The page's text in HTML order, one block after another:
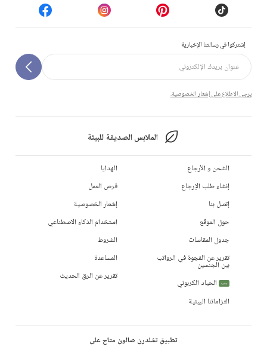
إشتركوا في رسالتنا الإخبارية
يرجى الاطلاع على إشعار الخصوصية.
الملابس الصديقة للبيئة
الشحن و الأرجاع
إنشاء طلب الإرجاع
إتصل بنا
حول الموقع
جدول المقاسات
تقرير عن الفجوة في الرواتب
بين الجنسين
جديد
الحياد الكربوني
التزاماتنا البيئية
الهدايا
فرص العمل
إشعار الخصوصية
استخدام الذكاء الاصطناعي
الشروط
المساعدة
تقرير عن الرق الحديث
تطبيق تشلدرن صالون متاح على